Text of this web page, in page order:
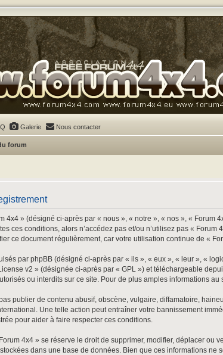
Galerie Nous contacter
forum
4x4 » (désigné ci-après par « nous », « notre », « nos », « Forum
ces conditions, alors n’accédez pas et/ou n’utilisez pas «
ce document régulièrement, car votre utilisation continue de «
par phpBB (désigné ci-après par « ils », « eux », « leur », «
v2 » (désignée ci-après par « GPL ») et téléchargeable
ou interdits sur ce site. Pour de plus amples informations
publier de contenu abusif, obscène, vulgaire, diffamatoire,
Une telle action peut entraîner votre bannissement
pour aider à faire respecter ces conditions.
4x4 » se réserve le droit de supprimer, modifier, déplacer ou
dans une base de données. Bien que ces informations